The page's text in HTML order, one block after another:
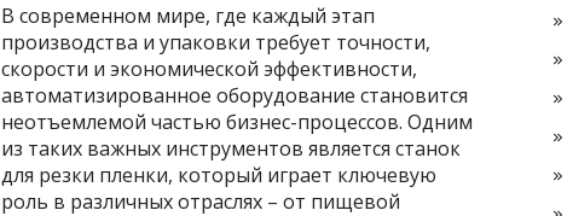
В современном мире, где каждый этап
производства и упаковки требует точности,
скорости и экономической эффективности,
автоматизированное оборудование становится
неотъемлемой частью бизнес-процессов. Одним
из таких важных инструментов является станок
для резки пленки, который играет ключевую
роль в различных отраслях – от пищевой